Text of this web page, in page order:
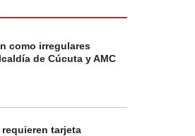
como irregulares
de Cúcuta y AMC
tarjeta